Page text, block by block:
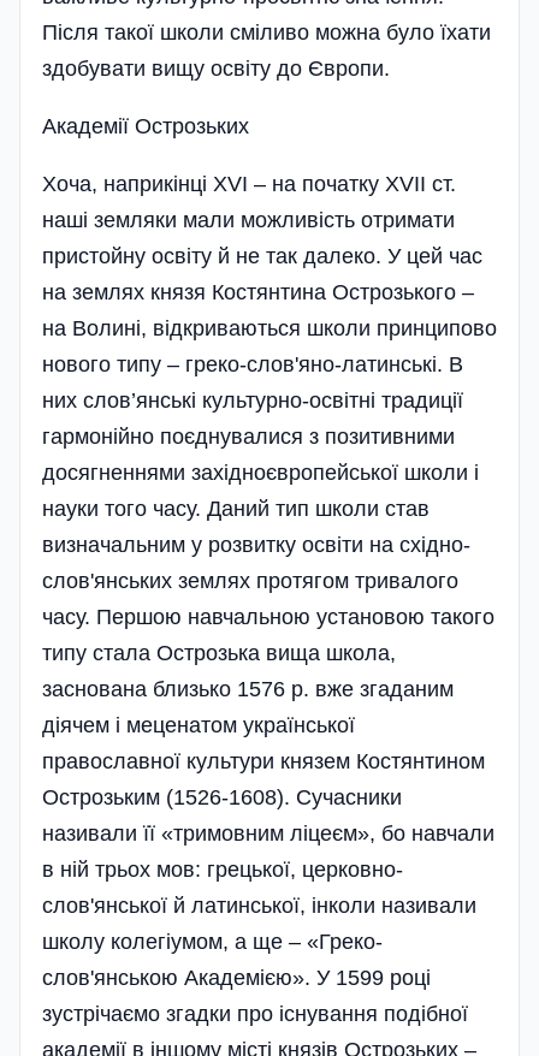
Після такої школи сміливо можна було їхати
здобувати вищу освіту до Європи.
Академії Острозьких
Хоча, наприкінці XVI – на початку XVII ст.
наші земляки мали можливість отримати
пристойну освіту й не так далеко. У цей час
на землях князя Костянтина Острозького –
на Волині, відкриваються школи принципово
нового типу – греко-слов'яно-латинські. В
них слов’янські культурно-освітні традиції
гармонійно поєднувалися з позитивними
досягненнями західноєвропейської школи і
науки того часу. Даний тип школи став
визначальним у розвитку освіти на східно-
слов'янських землях протягом тривалого
часу. Першою навчальною установою такого
типу стала Острозька вища школа,
заснована близько 1576 р. вже згаданим
діячем і меценатом української
православної культури князем Костянтином
Острозьким (1526-1608). Сучасники
називали її «тримовним ліцеєм», бо навчали
в ній трьох мов: грецької, церковно-
слов'янської й латинської, інколи називали
школу колегіумом, а ще – «Греко-
слов'янською Академією». У 1599 році
зустрі­чаємо згадки про існування подібної
академії в іншому місті князів Острозьких –